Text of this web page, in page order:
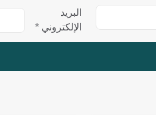
البريد
الإلكتروني *